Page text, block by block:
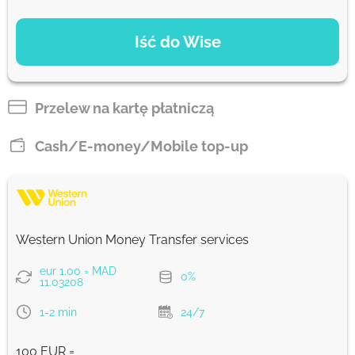
Iść do Wise
OPCJE PŁATNOŚCI
1009.09 MAD 3 d
Prowizja Strumok, zawsze 0%
Przelew na kartę płatniczą
Cash/E-money/Mobile top-up
Western Union Money Transfer services
eur 1.00 = MAD
11.03208
0%
1-2 min 24/7
100 EUR =